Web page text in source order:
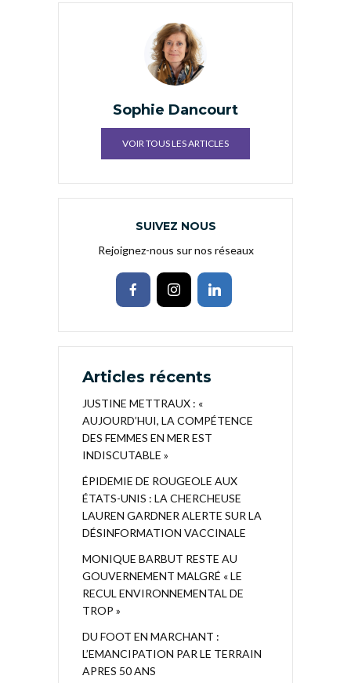
Sophie Dancourt
VOIR TOUS LES ARTICLES
SUIVEZ NOUS
Rejoignez-nous sur nos réseaux
Articles récents
JUSTINE METTRAUX : «
AUJOURD’HUI, LA COMPÉTENCE
DES FEMMES EN MER EST
INDISCUTABLE »
ÉPIDEMIE DE ROUGEOLE AUX
ÉTATS-UNIS : LA CHERCHEUSE
LAUREN GARDNER ALERTE SUR LA
DÉSINFORMATION VACCINALE
MONIQUE BARBUT RESTE AU
GOUVERNEMENT MALGRÉ « LE
RECUL ENVIRONNEMENTAL DE
TROP »
DU FOOT EN MARCHANT :
L’EMANCIPATION PAR LE TERRAIN
APRES 50 ANS